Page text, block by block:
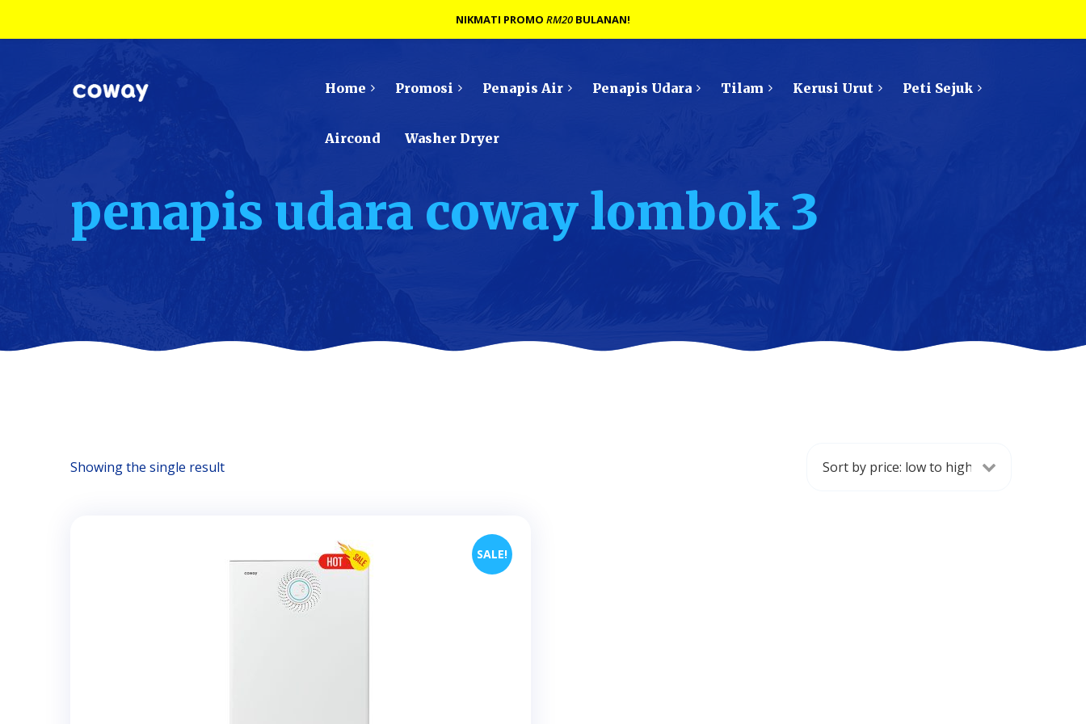
Home Promosi Penapis Air Penapis Udara Tilam Kerusi Urut Peti Sejuk
Aircond Washer Dryer
penapis udara coway lombok 3
Showing the single result
SALE!
NIKMATI PROMO RM20 BULANAN!